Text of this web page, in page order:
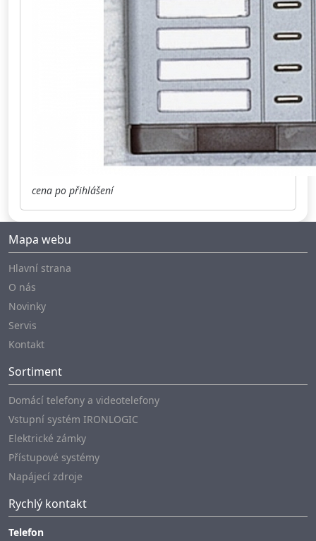
cena po přihlášení
Mapa webu
Hlavní strana
O nás
Novinky
Servis
Kontakt
Sortiment
Domácí telefony a videotelefony
Vstupní systém IRONLOGIC
Elektrické zámky
Přístupové systémy
Napájecí zdroje
Rychlý kontakt
Telefon